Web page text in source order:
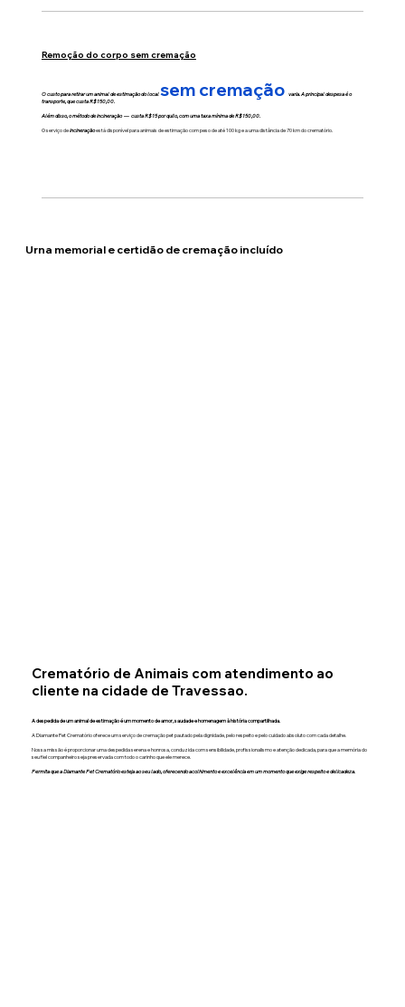
Remoção do corpo sem cremação
O custo para retirar um animal de estimação do localsem cremação varia. A principal despesa é o
transporte, que custa R$150,00.
Além disso, o método de incineração — custa R$15 por quilo, com uma taxa mínima de R$150,00.
O serviço deincineraçãoestá disponível para animais de estimação com peso de até 100 kg e a uma distância de 70 km do crematório.
Urna memorial e certidão de cremação incluído
Crematório de Animais com atendimento ao
cliente na cidade de Travessao.
A despedida de um animal de estimação é um momento de amor, saudade e homenagem à história compartilhada.
A Diamante Pet Crematório oferece um serviço de cremação pet pautado pela dignidade, pelo respeito e pelo cuidado absoluto com cada detalhe.
Nossa missão é proporcionar uma despedida serena e honrosa, conduzida com sensibilidade, profissionalismo e atenção dedicada, para que a memória do
seu fiel companheiro seja preservada com todo o carinho que ele merece.
Permita que a Diamante Pet Crematório esteja ao seu lado, oferecendo acolhimento e excelência em um momento que exige respeito e delicadeza.